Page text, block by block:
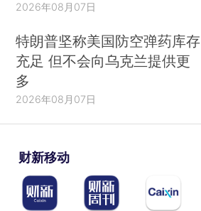
2026年08月07日
特朗普坚称美国防空弹药库存
充足 但不会向乌克兰提供更
多
2026年08月07日
财新移动